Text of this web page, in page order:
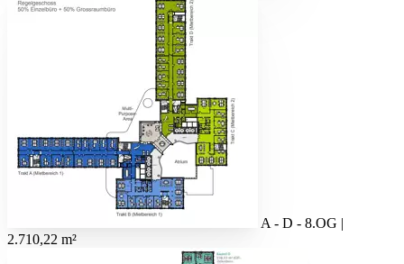
A - D - 8.OG |
2.710,22 m²